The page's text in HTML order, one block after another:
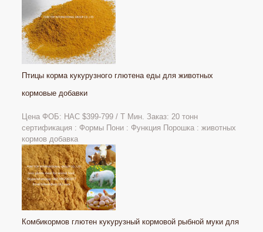
Птицы корма кукурузного глютена еды для животных
кормовые добавки
Цена ФОБ: НАС $399-799 / Т Мин. Заказ: 20 тонн
сертификация : Формы Пони : Функция Порошка : животных
кормов добавка
Комбикормов глютен кукурузный кормовой рыбной муки для